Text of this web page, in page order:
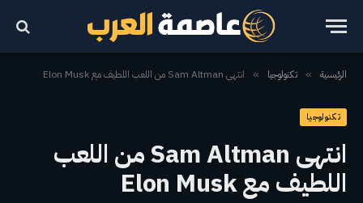
الرئيسية » تكنولوجيا » انتهى Sam Altman من اللعب اللطيف مع Elon Musk
تكنولوجيا
انتهى Sam Altman من اللعب
اللطيف مع Elon Musk